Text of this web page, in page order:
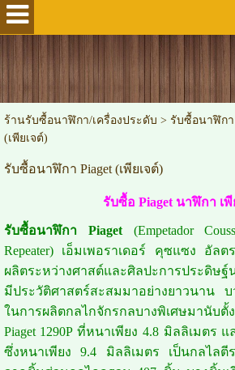
ร้านรับซื้อนาฬิกา/เครื่องประดับ > รับซื้อนาฬิกา
(เพียเจต์)
รับซื้อนาฬิกา Piaget (เพียเจต์)
รับซื้อ Piaget นาฬิกา เพี
รับซื้อนาฬิกา Piaget(Empetador
Repeater) เอ็มเพอราเดอร์ คุซแซง อัล
ผลิตระหว่างศาสต์และศิลปะการประดิษ
มีประวัติศาสตร์สะสมมาอย่างยาวนาน
ในการผลิตกลไกจักรกลบางพิเศษมานับ
Piaget 1290P ที่หนาเพียง 4.8 มิลลิเมตร
ซึ่งหนาเพียง 9.4 มิลลิเมตร เป็นกลไลตี